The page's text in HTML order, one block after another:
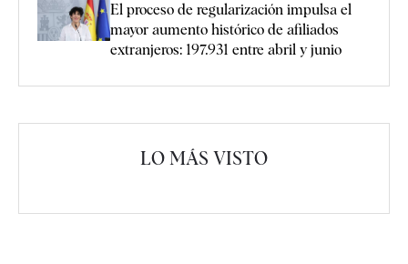
El proceso de regularización impulsa el
mayor aumento histórico de afiliados
extranjeros: 197.931 entre abril y junio
LO MÁS VISTO